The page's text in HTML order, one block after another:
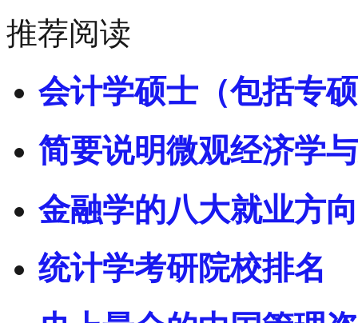
推荐阅读
会计学硕士（包括专
简要说明微观经济学
金融学的八大就业方
统计学考研院校排名